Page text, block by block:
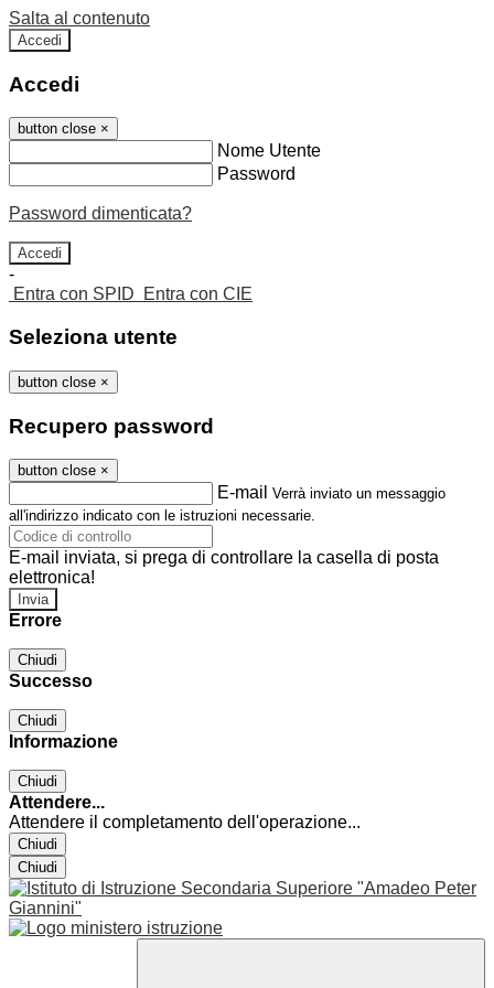
Salta al contenuto
Accedi
Accedi
button close ×
Nome Utente
Password
Password dimenticata?
-
Entra con SPID
Entra con CIE
Seleziona utente
button close ×
Recupero password
button close ×
E-mail Verrà inviato un messaggio
all'indirizzo indicato con le istruzioni necessarie.
E-mail inviata, si prega di controllare la casella di posta
elettronica!
Errore
Chiudi
Successo
Chiudi
Informazione
Chiudi
Attendere...
Attendere il completamento dell'operazione...
Chiudi
Chiudi